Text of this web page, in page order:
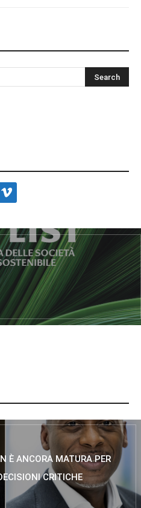
vimeo
È ANCORA MATURA PER
CRITICHE